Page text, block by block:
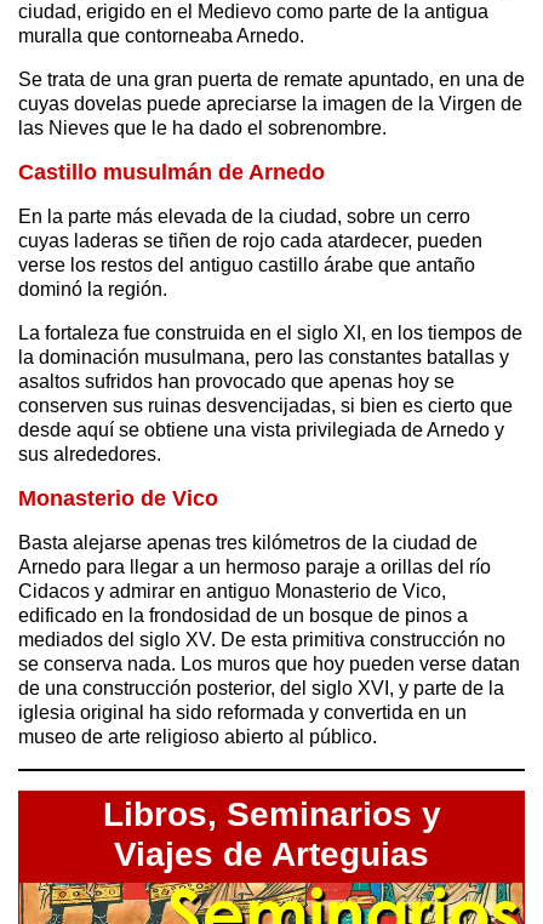
ciudad, erigido en el Medievo como parte de la antigua
muralla que contorneaba Arnedo.
Se trata de una gran puerta de remate apuntado, en una de
cuyas dovelas puede apreciarse la imagen de la Virgen de
las Nieves que le ha dado el sobrenombre.
Castillo musulmán de Arnedo
En la parte más elevada de la ciudad, sobre un cerro
cuyas laderas se tiñen de rojo cada atardecer, pueden
verse los restos del antiguo castillo árabe que antaño
dominó la región.
La fortaleza fue construida en el siglo XI, en los tiempos de
la dominación musulmana, pero las constantes batallas y
asaltos sufridos han provocado que apenas hoy se
conserven sus ruinas desvencijadas, si bien es cierto que
desde aquí se obtiene una vista privilegiada de Arnedo y
sus alrededores.
Monasterio de Vico
Basta alejarse apenas tres kilómetros de la ciudad de
Arnedo para llegar a un hermoso paraje a orillas del río
Cidacos y admirar en antiguo Monasterio de Vico,
edificado en la frondosidad de un bosque de pinos a
mediados del siglo XV. De esta primitiva construcción no
se conserva nada. Los muros que hoy pueden verse datan
de una construcción posterior, del siglo XVI, y parte de la
iglesia original ha sido reformada y convertida en un
museo de arte religioso abierto al público.
Libros, Seminarios y
Viajes de Arteguias